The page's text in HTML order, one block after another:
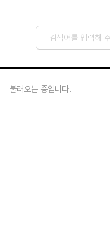
불러오는 중입니다.